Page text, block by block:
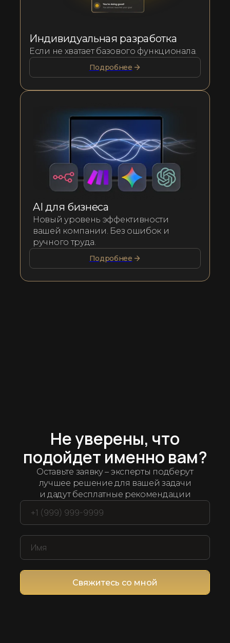
Индивидуальная разработка
Если не хватает базового функционала.
Подробнее
AI для бизнеса
Новый уровень эффективности
вашей компании. Без ошибок и
ручного труда.
Подробнее
Не уверены, что
подойдет именно вам?
Оставьте заявку – эксперты подберут
лучшее решение для вашей задачи
и дадут бесплатные рекомендации
Свяжитесь со мной
лучшие
мы протестировали и отобрали десятки
компанией и продажами